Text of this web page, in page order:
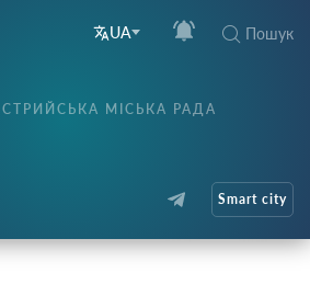
UA Пошук
СТРИЙСЬКА МІСЬКА РАДА
Smart city